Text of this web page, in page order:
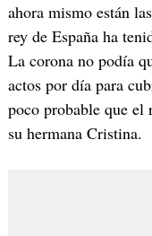
ahora mismo están
rey de España ha
La corona no podía
actos por día para
poco probable que el
su hermana Cristina.